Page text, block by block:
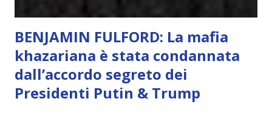
BENJAMIN FULFORD: La mafia
khazariana è stata condannata
dall’accordo segreto dei
Presidenti Putin & Trump